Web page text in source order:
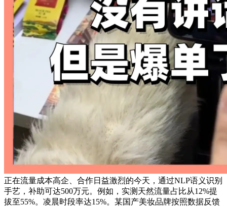
正在流量成本高企、合作日益激烈的今天，通过NLP语义识别
手艺，补助可达500万元。例如，实测天然流量占比从12%提
拔至55%。凌晨时段率达15%。某国产美妆品牌按照数据反馈